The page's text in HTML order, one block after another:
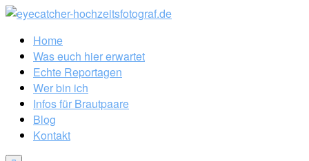
Home
Was euch hier erwartet
Echte Reportagen
Wer bin ich
Infos für Brautpaare
Blog
Kontakt